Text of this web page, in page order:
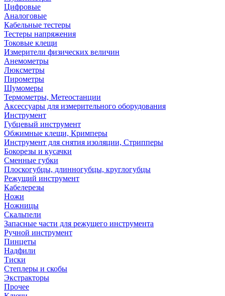
Цифровые
Аналоговые
Кабельные тестеры
Тестеры напряжения
Токовые клещи
Измерители физических величин
Анемометры
Люксметры
Пирометры
Шумомеры
Термометры, Метеостанции
Аксессуары для измерительного оборудования
Инструмент
Губцевый инструмент
Обжимные клещи, Кримперы
Инструмент для снятия изоляции, Стрипперы
Бокорезы и кусачки
Сменные губки
Плоскогубцы, длинногубцы, круглогубцы
Режущий инструмент
Кабелерезы
Ножи
Ножницы
Скальпели
Запасные части для режущего инструмента
Ручной инструмент
Пинцеты
Надфили
Тиски
Степлеры и скобы
Экстракторы
Прочее